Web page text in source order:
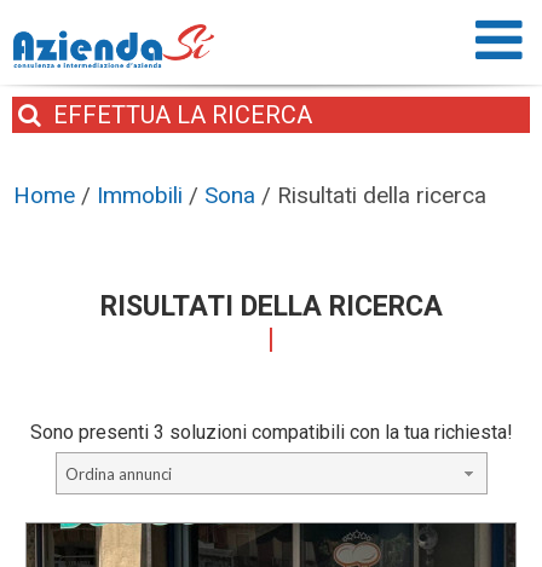
EFFETTUA LA RICERCA
Home / Immobili / Sona / Risultati della ricerca
RISULTATI DELLA RICERCA
Sono presenti 3 soluzioni compatibili con la tua richiesta!
Ordina annunci